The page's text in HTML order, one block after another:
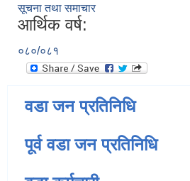
सूचना तथा समाचार
आर्थिक वर्ष:
०८०/०८१
वडा जन प्रतिनिधि
पूर्व वडा जन प्रतिनिधि